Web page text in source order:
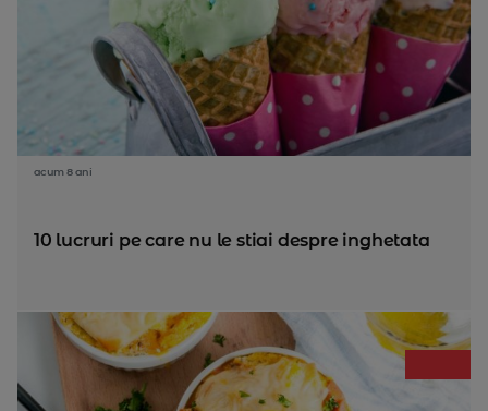
acum 8 ani
10 lucruri pe care nu le stiai despre inghetata